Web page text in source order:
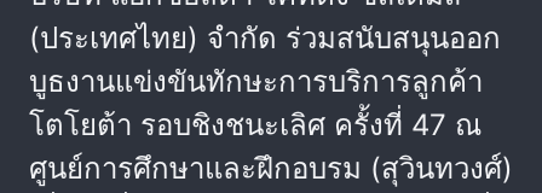
(ประเทศไทย) จำกัด ร่วมสนับสนุนออก
บูธงานแข่งขันทักษะการบริการลูกค้า
โตโยต้า รอบชิงชนะเลิศ ครั้งที่ 47 ณ
ศูนย์การศึกษาและฝึกอบรม (สุวินทวงศ์)